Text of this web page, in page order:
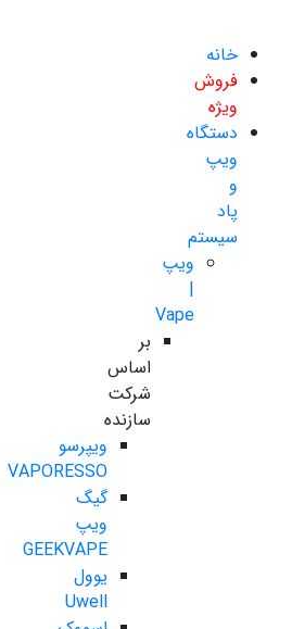
خانه
فروش
ویژه
دستگاه
ویپ
و
پاد
سیستم
ویپ
|
Vape
بر
اساس
شرکت
سازنده
ویپرسو
VAPORESSO
گیگ
ویپ
GEEKVAPE
یوول
Uwell